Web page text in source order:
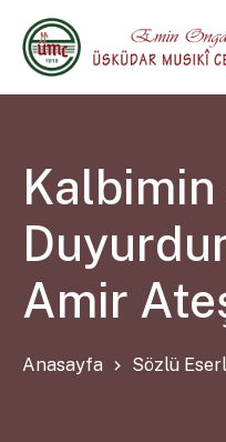
Amir
Anasayfa Sözlü